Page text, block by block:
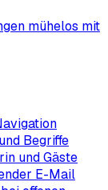
mühelos mit
Begriffe
und Gäste
E-Mail